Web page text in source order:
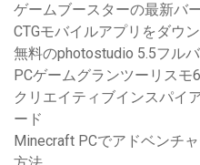
ゲームブースターの最新バ
CTGモバイルアプリをダウ
無料のphotostudio 5.5フル
PCゲームグランツーリス
クリエイティブインスパイ
ード
Minecraft PCでアドベンチ